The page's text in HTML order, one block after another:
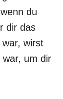
du
dir das
wirst
um dir